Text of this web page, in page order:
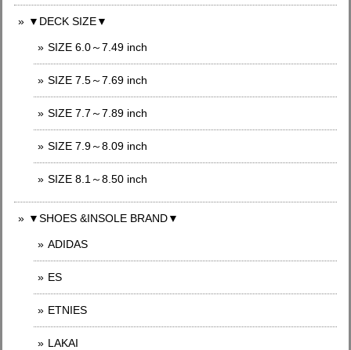
▼DECK SIZE▼
SIZE 6.0～7.49 inch
SIZE 7.5～7.69 inch
SIZE 7.7～7.89 inch
SIZE 7.9～8.09 inch
SIZE 8.1～8.50 inch
▼SHOES &INSOLE BRAND▼
ADIDAS
ES
ETNIES
LAKAI